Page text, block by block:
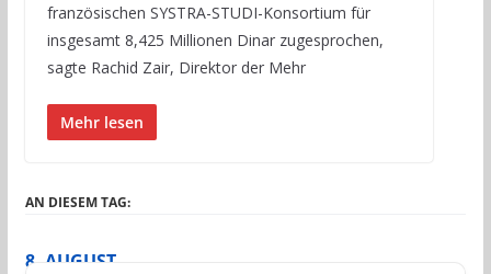
französischen SYSTRA-STUDI-Konsortium für
insgesamt 8,425 Millionen Dinar zugesprochen,
sagte Rachid Zair, Direktor der Mehr
Mehr lesen
AN DIESEM TAG:
8. AUGUST